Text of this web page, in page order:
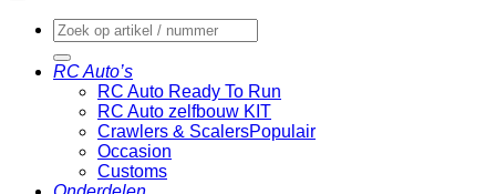
Zoeken
naar:
RC Auto’s
RC Auto Ready To Run
RC Auto zelfbouw KIT
Crawlers & Scalers
Occasion
Customs